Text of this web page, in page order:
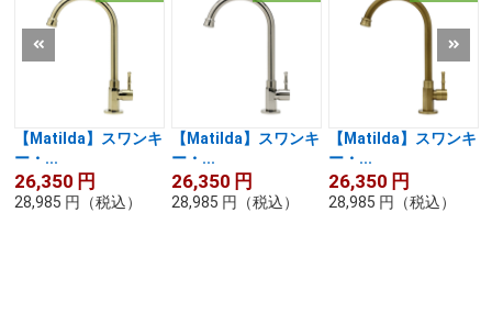
【Matilda】スワンキ
ー・...
26,350 円
28,985 円 （税込）
【Matilda】スワンキ
ー・...
26,350 円
28,985 円 （税込）
【Matilda】スワンキ
ー・...
26,350 円
28,985 円 （税込）